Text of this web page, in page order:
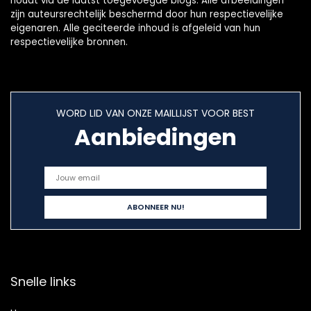
zijn auteursrechtelijk beschermd door hun respectievelijke
eigenaren. Alle geciteerde inhoud is afgeleid van hun
respectievelijke bronnen.
WORD LID VAN ONZE MAILLIJST VOOR BEST
Aanbiedingen
Snelle links